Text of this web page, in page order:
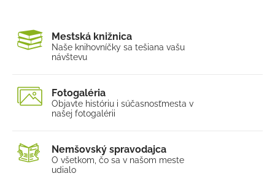
Mestská knižnica
Naše knihovníčky sa tešiana vašu
návštevu
Fotogaléria
Objavte históriu i súčasnosťmesta v
našej fotogalérii
Nemšovský spravodajca
O všetkom, čo sa v našom meste
udialo